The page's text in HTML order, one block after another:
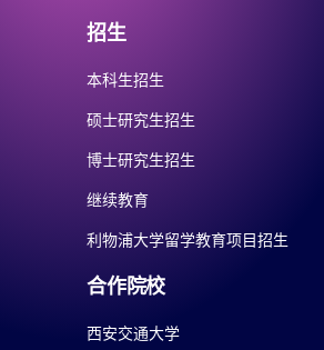
招生
本科生招生
硕士研究生招生
博士研究生招生
继续教育
利物浦大学留学教育项目招生
合作院校
西安交通大学